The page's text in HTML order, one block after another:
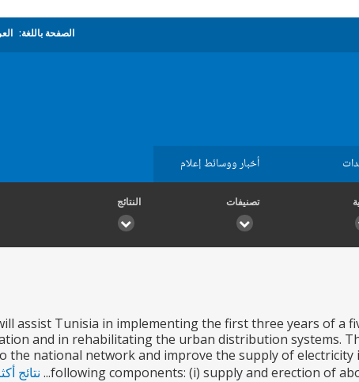
الصفحة باللغة:
أخبار ووسائط إعلام
تصنيفات النتائج
assist Tunisia in implementing the first three years of a
and in rehabilitating the urban distribution systems.
the national network and improve the supply of
following components: (i) supply and erection of
نتائج